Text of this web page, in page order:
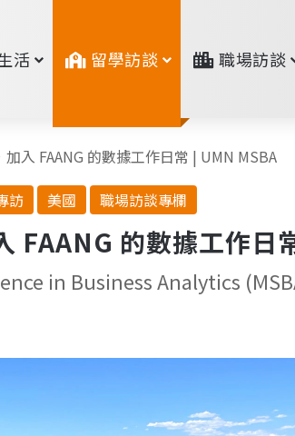
活 留學訪談 職場訪談
入 FAANG 的數據工作日常 | UMN MSBA
訪 美國 職場訪談專欄
FAANG 的數據工作日
in Business Analytics